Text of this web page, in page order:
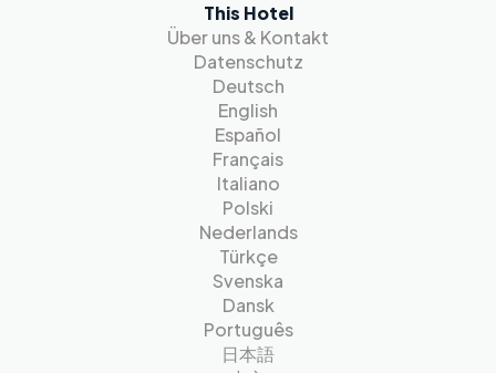
This Hotel
Über uns & Kontakt
Datenschutz
Deutsch
English
Español
Français
Italiano
Polski
Nederlands
Türkçe
Svenska
Dansk
Português
日本語